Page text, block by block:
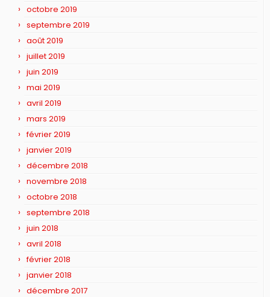
octobre 2019
septembre 2019
août 2019
juillet 2019
juin 2019
mai 2019
avril 2019
mars 2019
février 2019
janvier 2019
décembre 2018
novembre 2018
octobre 2018
septembre 2018
juin 2018
avril 2018
février 2018
janvier 2018
décembre 2017